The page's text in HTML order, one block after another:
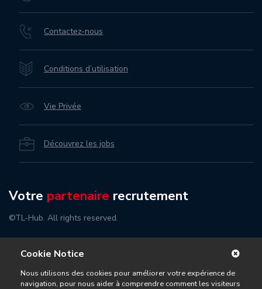
Contactez-nous
Conditions d’utilisation
Vie Privée
Découvrez les jobs
Votre partenaire recrutement
©TL-Hub. All rights reserved.
Cookie Notice
Nous utilisons des cookies pour améliorer votre expérience de
navigation, pour nous aider à comprendre comment les visiteurs